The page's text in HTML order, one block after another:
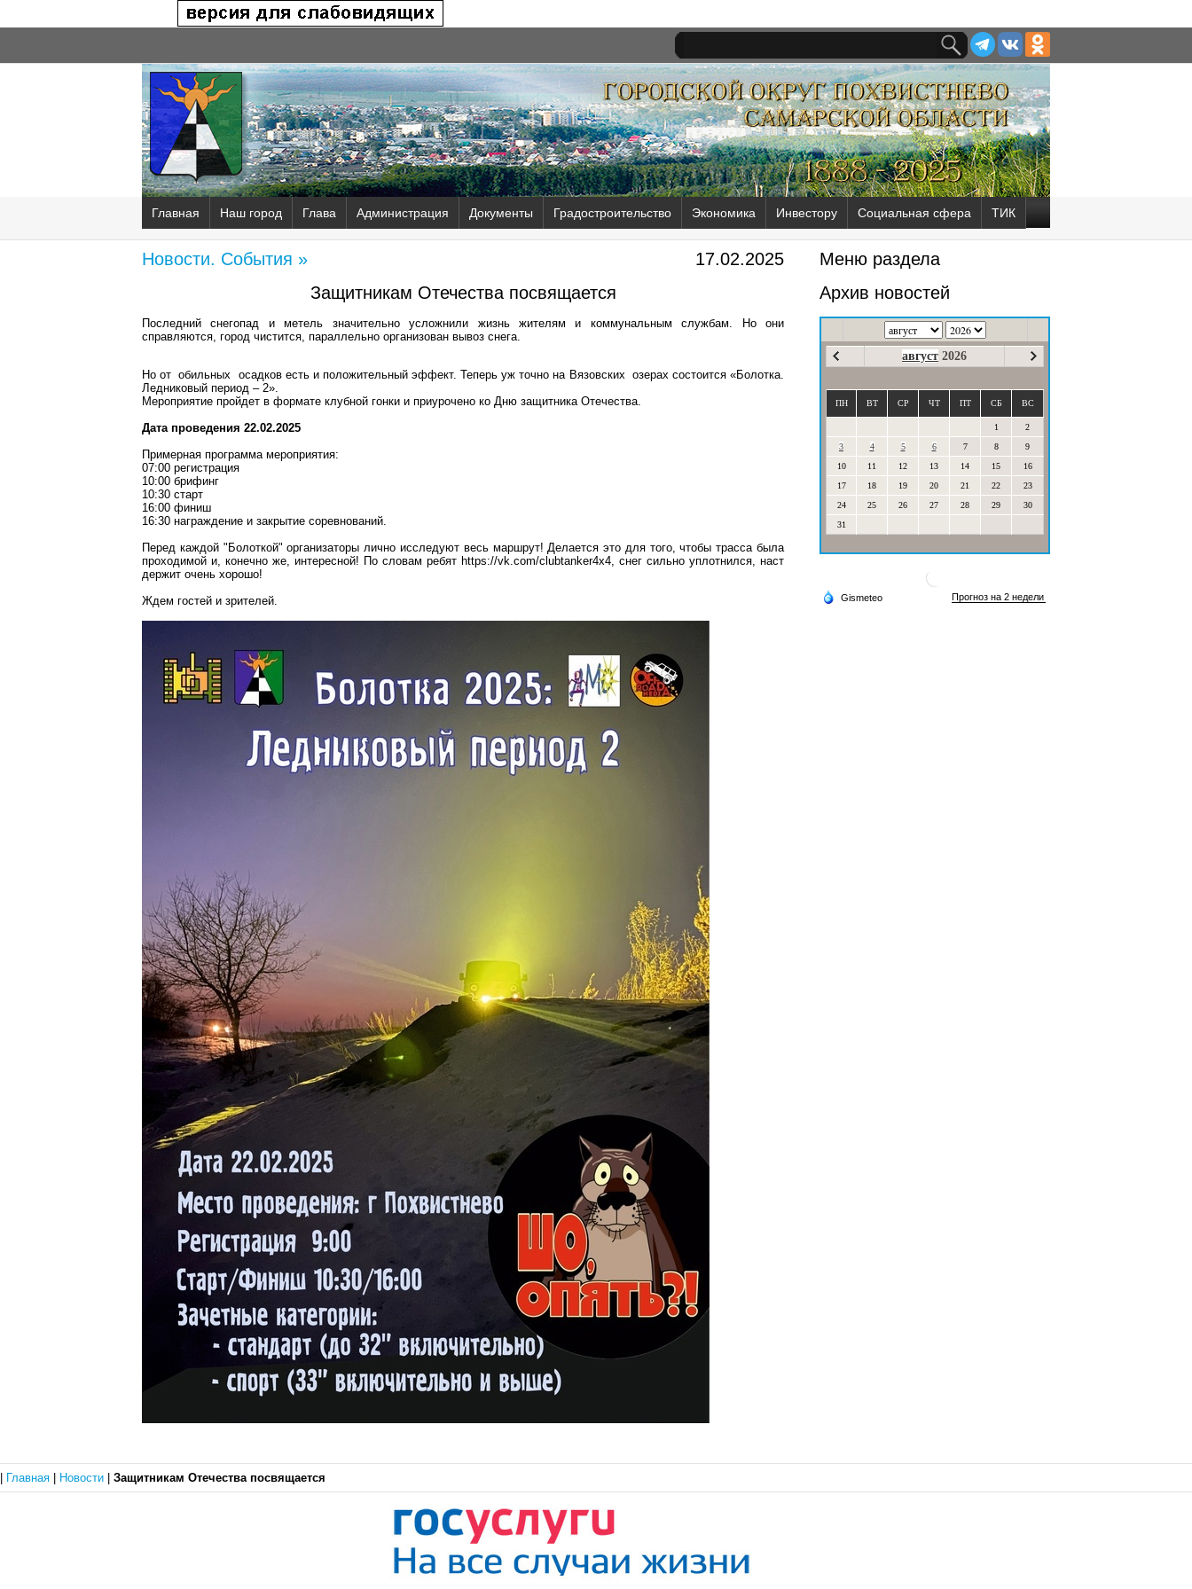
Главная Наш город Глава Администрация Документы Градостроительство Экономика Инвестору Социальная сфера ТИК
17.02.2025
Новости. События »
Защитникам Отечества посвящается
Последний снегопад и метель значительно усложнили жизнь жителям и коммунальным службам. Но они
справляются, город чистится, параллельно организован вывоз снега.
Но от обильных осадков есть и положительный эффект. Теперь уж точно на Вязовских озерах состоится «Болотка.
Ледниковый период – 2».
Мероприятие пройдет в формате клубной гонки и приурочено ко Дню защитника Отечества.
Дата проведения 22.02.2025
Примерная программа мероприятия:
07:00 регистрация
10:00 брифинг
10:30 старт
16:00 финиш
16:30 награждение и закрытие соревнований.
Перед каждой "Болоткой" организаторы лично исследуют весь маршрут! Делается это для того, чтобы трасса была
проходимой и, конечно же, интересной! По словам ребят https://vk.com/clubtanker4x4, снег сильно уплотнился, наст
держит очень хорошо!
Ждем гостей и зрителей.
Меню раздела
Архив новостей
август 2026
ПН ВТ СР ЧТ ПТ СБ ВС
1
2
3
4 5 6 7 8
9
10
11 12 13 14 15
16
17
18 19 20 21 22
23
24
25 26 27 28 29
30
31
Главная Новости Защитникам Отечества посвящается